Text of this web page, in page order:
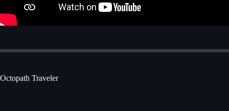
Octopath Traveler